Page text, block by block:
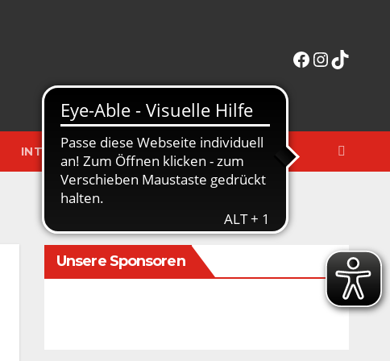
Facebook
TikTok
INTERAKTIV MERCHANDISE-SHOP
Unsere Sponsoren